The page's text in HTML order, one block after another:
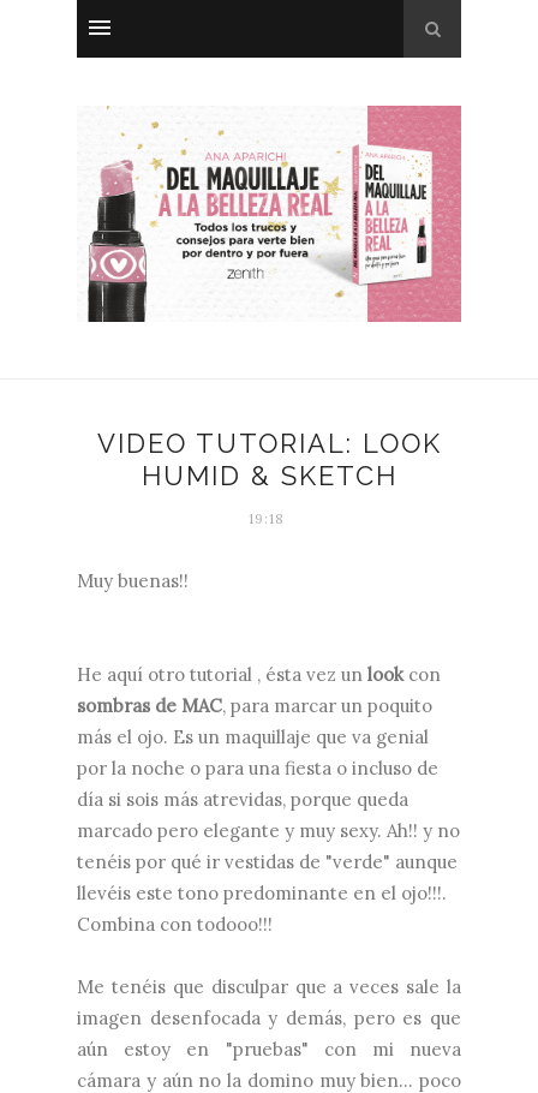
VIDEO TUTORIAL: LOOK
HUMID & SKETCH
19:18
Muy buenas!!
He aquí otro tutorial , ésta vez un look con
sombras de MAC, para marcar un poquito
más el ojo. Es un maquillaje que va genial
por la noche o para una fiesta o incluso de
día si sois más atrevidas, porque queda
marcado pero elegante y muy sexy. Ah!! y no
tenéis por qué ir vestidas de "verde" aunque
llevéis este tono predominante en el ojo!!!.
Combina con todooo!!!
Me tenéis que disculpar que a veces sale la
imagen desenfocada y demás, pero es que
aún estoy en "pruebas" con mi nueva
cámara y aún no la domino muy bien... poco